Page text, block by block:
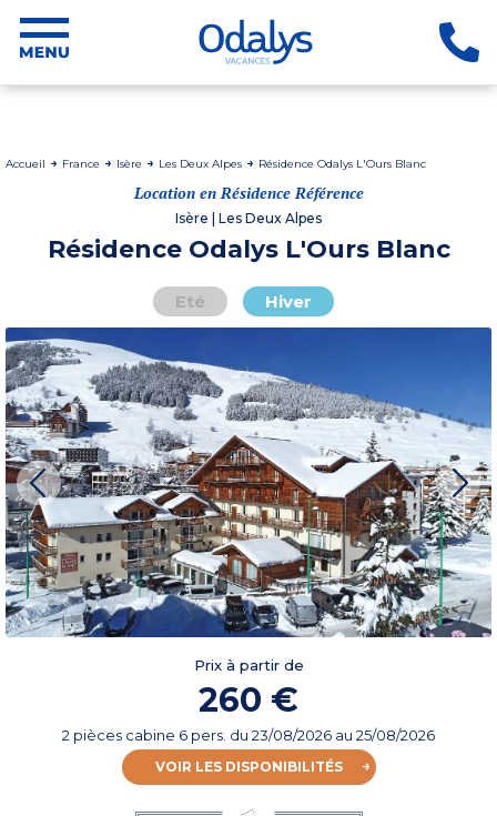
Accueil France Isère Les Deux Alpes Résidence Odalys L'Ours Blanc
Location en Résidence Référence
Isère | Les Deux Alpes
Résidence Odalys L'Ours Blanc
Eté Hiver
Prix à partir de
260 €
2 pièces cabine 6 pers. du 23/08/2026 au 25/08/2026
VOIR LES DISPONIBILITÉS